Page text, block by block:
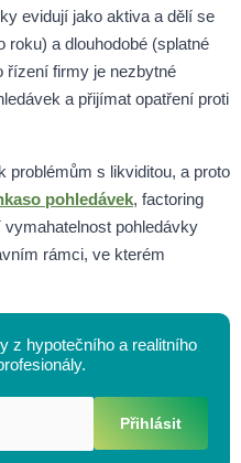
evidují jako aktiva a dělí se
roku) a dlouhodobé (splatné
řízení firmy je nezbytné
a přijímat opatření proti
problémům s likviditou, a proto
pohledávek, factoring
pohledávky
rámci, ve kterém
z hypotečního a realitního
Přihlásit